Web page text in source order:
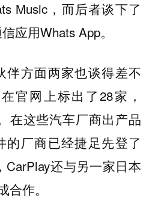
Music，而后者谈下了
应用Whats App。
伴方面两家也谈得差不
官网上标出了28家，
在这些汽车厂商出产品
的厂商已经捷足先登了
还与另一家日本
作。